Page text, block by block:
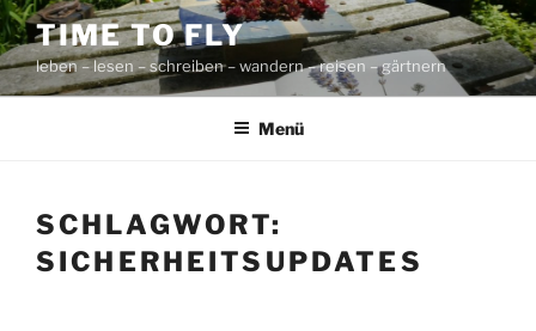
Zum
Inhalt
springen
TIME TO FLY
leben – lesen – schreiben – wandern – reisen – gärtnern
Menü
SCHLAGWORT:
SICHERHEITSUPDATES